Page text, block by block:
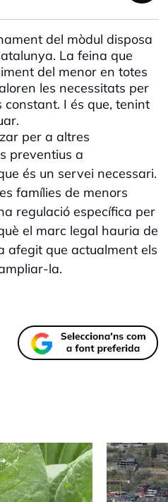
del mòdul disposa
La feina que
del menor en totes
les necessitats per
I és que, tenint
per a altres
preventius a
és un servei necessari.
famílies de menors
regulació específica per
el marc legal hauria de
afegit que actualment els
la.